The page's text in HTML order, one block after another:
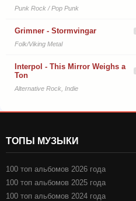
Punk Rock / Pop Punk
Grimner - Stormvingar
Folk/Viking Metal
Interpol - This Mirror Weighs a
Ton
Alternative Rock, Indie
ТОПЫ МУЗЫКИ
100 топ альбомов 2026 года
100 топ альбомов 2025 года
100 топ альбомов 2024 года